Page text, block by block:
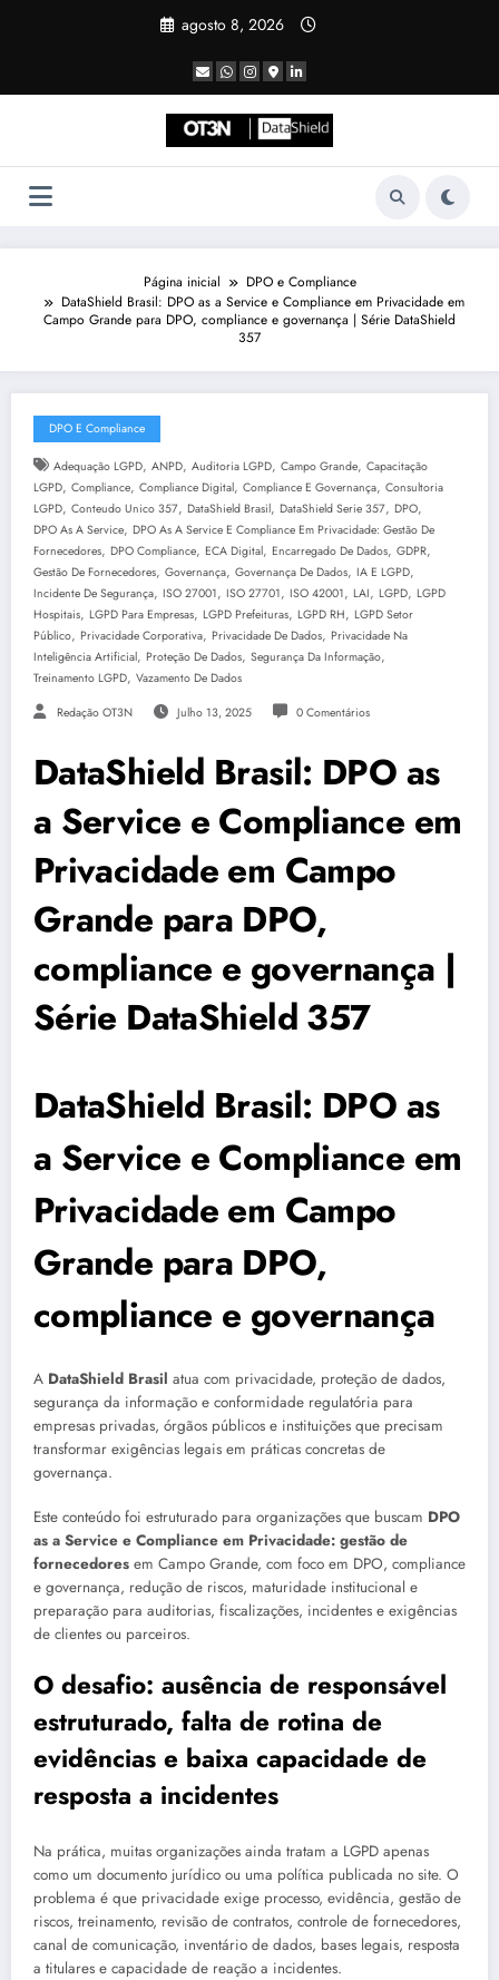
agosto 8, 2026
Página inicial
DPO e Compliance
DataShield Brasil: DPO as a Service e Compliance em Privacidade em
Campo Grande para DPO, compliance e governança | Série DataShield
357
DPO E Compliance
Adequação LGPD, ANPD, Auditoria LGPD, Campo Grande, Capacitação
LGPD, Compliance, Compliance Digital, Compliance E Governança, Consultoria
LGPD, Conteudo Unico 357, DataShield Brasil, DataShield Serie 357, DPO,
DPO As A Service, DPO As A Service E Compliance Em Privacidade: Gestão De
Fornecedores, DPO Compliance, ECA Digital, Encarregado De Dados, GDPR,
Gestão De Fornecedores, Governança, Governança De Dados, IA E LGPD,
Incidente De Segurança, ISO 27001, ISO 27701, ISO 42001, LAI, LGPD, LGPD
Hospitais, LGPD Para Empresas, LGPD Prefeituras, LGPD RH, LGPD Setor
Público, Privacidade Corporativa, Privacidade De Dados, Privacidade Na
Inteligência Artificial, Proteção De Dados, Segurança Da Informação,
Treinamento LGPD, Vazamento De Dados
Redação OT3N Julho 13, 2025 0 Comentários
DataShield Brasil: DPO as
a Service e Compliance em
Privacidade em Campo
Grande para DPO,
compliance e governança |
Série DataShield 357
DataShield Brasil: DPO as
a Service e Compliance em
Privacidade em Campo
Grande para DPO,
compliance e governança
A DataShield Brasil atua com privacidade, proteção de dados,
segurança da informação e conformidade regulatória para
empresas privadas, órgãos públicos e instituições que precisam
transformar exigências legais em práticas concretas de
governança.
Este conteúdo foi estruturado para organizações que buscam DPO
as a Service e Compliance em Privacidade: gestão de
fornecedores em Campo Grande, com foco em DPO, compliance
e governança, redução de riscos, maturidade institucional e
preparação para auditorias, fiscalizações, incidentes e exigências
de clientes ou parceiros.
O desafio: ausência de responsável
estruturado, falta de rotina de
evidências e baixa capacidade de
resposta a incidentes
Na prática, muitas organizações ainda tratam a LGPD apenas
como um documento jurídico ou uma política publicada no site. O
problema é que privacidade exige processo, evidência, gestão de
riscos, treinamento, revisão de contratos, controle de fornecedores,
canal de comunicação, inventário de dados, bases legais, resposta
a titulares e capacidade de reação a incidentes.